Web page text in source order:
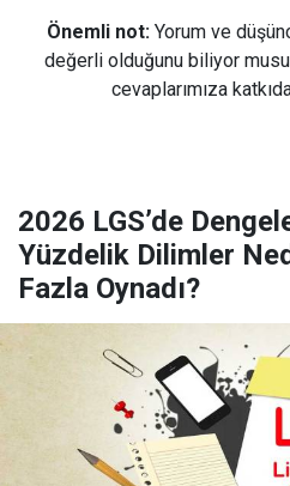
Önemli not: Yorum ve
değerli olduğunu biliyor
cevaplarımıza
2026 LGS’de
Yüzdelik Dilimler
Fazla Oynadı?